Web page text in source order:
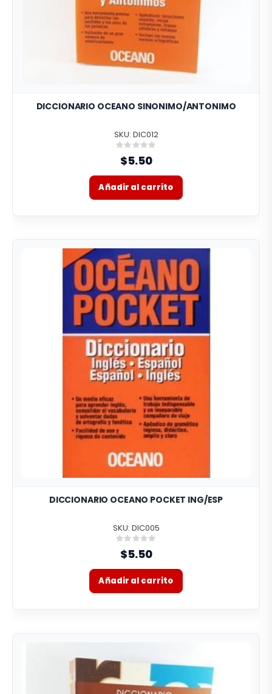
DICCIONARIO OCEANO SINONIMO/ANTONIMO
SKU: DIC012
Rating:
0%
$5.50
Añadir al carrito
DICCIONARIO OCEANO POCKET ING/ESP
SKU: DIC005
Rating:
0%
$5.50
Añadir al carrito